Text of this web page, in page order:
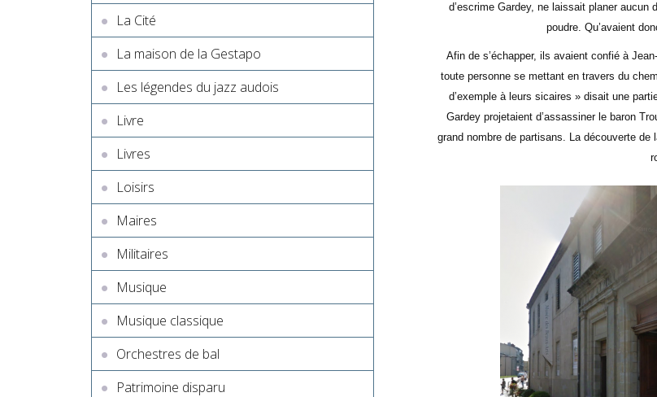
La Cité
La maison de la Gestapo
Les légendes du jazz audois
Livre
Livres
Loisirs
Maires
Militaires
Musique
Musique classique
Orchestres de bal
Patrimoine disparu
d’escrime Gardey, ne laissait planer
poudre. Qu’avaient
Afin de s’échapper, ils avaient confié à
toute personne se mettant en travers du
d’exemple à leurs sicaires » disait une
Gardey projetaient d’assassiner le baron
grand nombre de partisans. La découverte